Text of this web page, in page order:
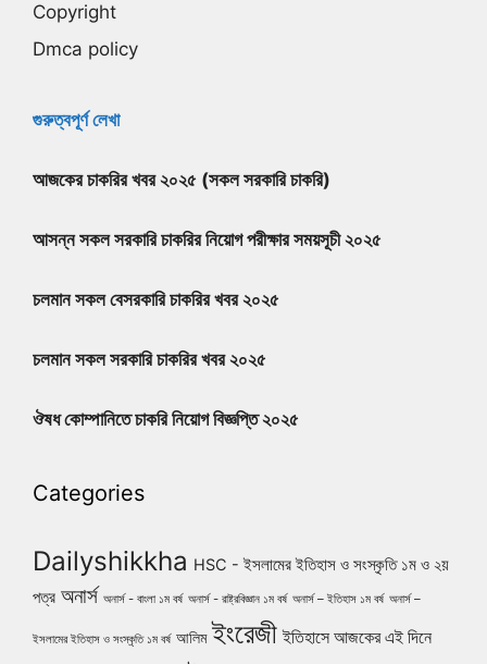
Copyright
Dmca policy
গুরুত্বপূর্ণ লেখা
আজকের চাকরির খবর ২০২৫ (সকল সরকারি চাকরি)
আসন্ন সকল সরকারি চাকরির নিয়োগ পরীক্ষার সময়সূচী ২০২৫
চলমান সকল বেসরকারি চাকরির খবর ২০২৫
চলমান সকল সরকারি চাকরির খবর ২০২৫
ঔষধ কোম্পানিতে চাকরি নিয়োগ বিজ্ঞপ্তি ২০২৫
Categories
Dailyshikkha HSC - ইসলামের ইতিহাস ও সংস্কৃতি ১ম ও ২য়
পত্র অনার্স অনার্স - বাংলা ১ম বর্ষ অনার্স - রাষ্ট্রবিজ্ঞান ১ম বর্ষ অনার্স – ইতিহাস ১ম বর্ষ অনার্স –
ইসলামের ইতিহাস ও সংস্কৃতি ১ম বর্ষ আলিম ইংরেজী ইতিহাসে আজকের এই দিনে